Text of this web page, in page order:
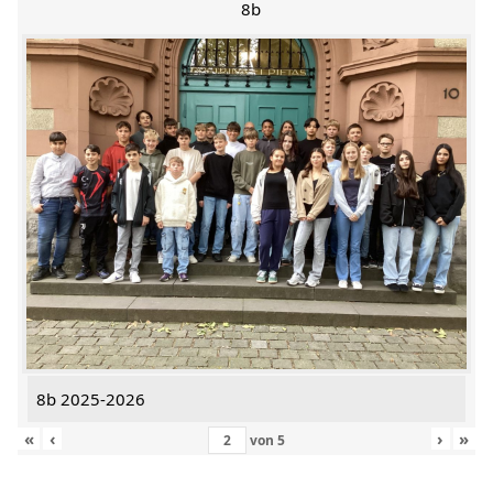
8b
8b 2025-2026
«
‹ von 5 › »